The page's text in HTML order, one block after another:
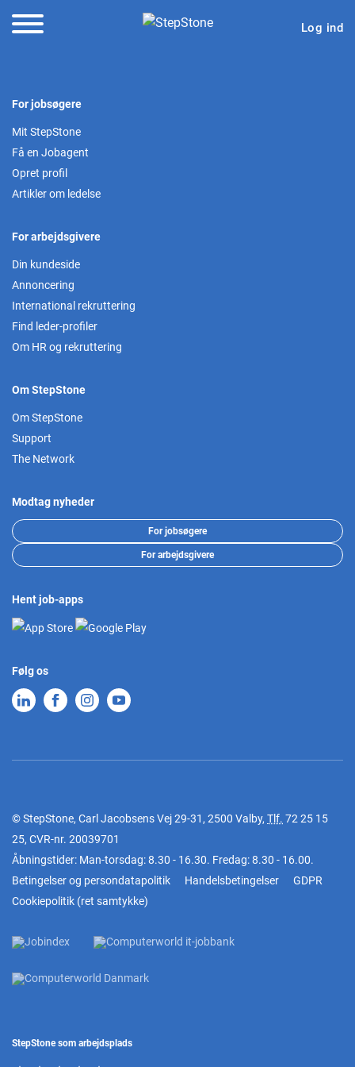
Log ind
For jobsøgere
Mit StepStone
Få en Jobagent
Opret profil
Artikler om ledelse
For arbejdsgivere
Din kundeside
Annoncering
International rekruttering
Find leder-profiler
Om HR og rekruttering
Om StepStone
Om StepStone
Support
The Network
Modtag nyheder
For jobsøgere
For arbejdsgivere
Hent job-apps
Følg os
© StepStone, Carl Jacobsens Vej 29-31, 2500 Valby, Tlf. 72 25 15
25, CVR-nr. 20039701
Åbningstider: Man-torsdag: 8.30 - 16.30. Fredag: 8.30 - 16.00.
Betingelser og persondatapolitik
Handelsbetingelser
GDPR
Cookiepolitik (ret samtykke)
StepStone som arbejdsplads